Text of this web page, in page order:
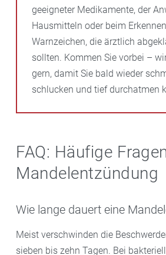
geeigneter Medikamente, der
Hausmitteln oder beim
Warnzeichen, die ärztlich
sollten. Kommen Sie vorbei –
gern, damit Sie bald wieder
schlucken und tief durchatmen
FAQ: Häufige
Mandelentzündung
Wie lange dauert eine
Meist verschwinden die
sieben bis zehn Tagen. Bei